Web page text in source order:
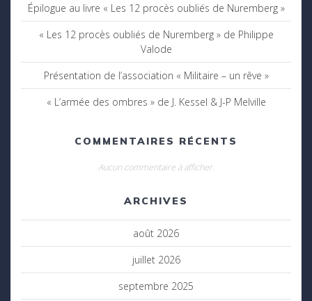
Épilogue au livre « Les 12 procès oubliés de Nuremberg »
« Les 12 procès oubliés de Nuremberg » de Philippe
Valode
Présentation de l’association « Militaire – un rêve »
« L’armée des ombres » de J. Kessel & J-P Melville
COMMENTAIRES RÉCENTS
Aucun commentaire à afficher.
ARCHIVES
août 2026
juillet 2026
septembre 2025